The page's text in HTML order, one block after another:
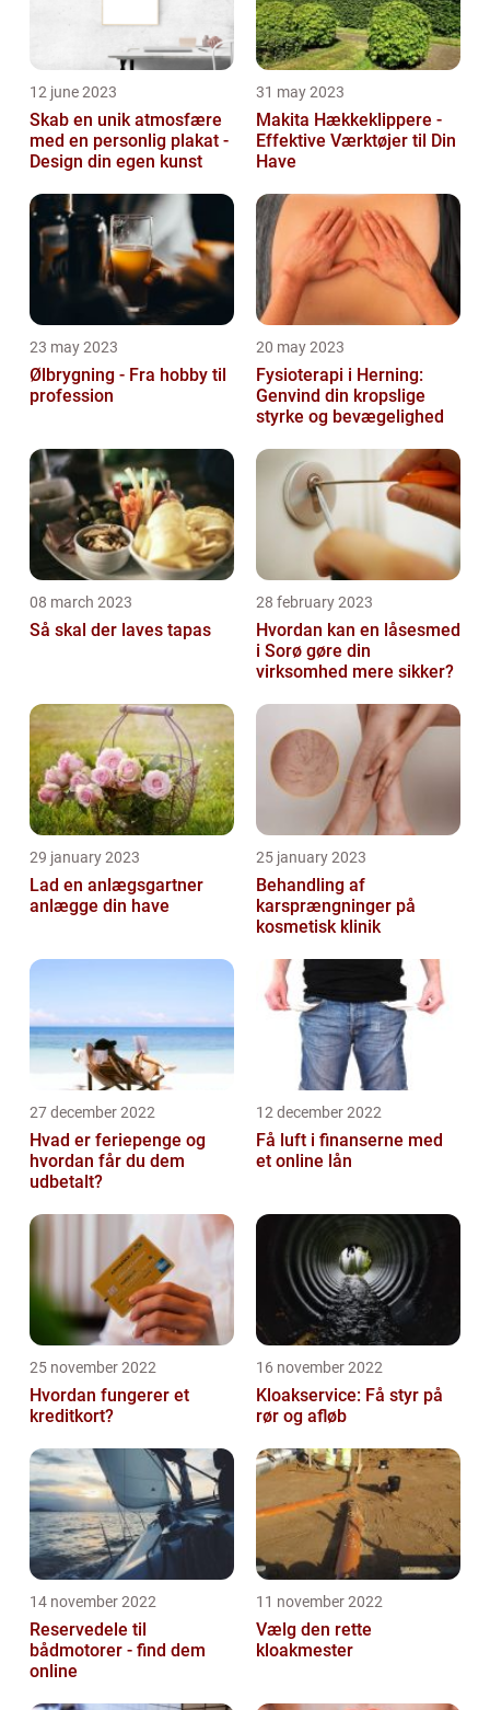
12 june 2023
Skab en unik atmosfære
med en personlig plakat -
Design din egen kunst
31 may 2023
Makita Hækkeklippere -
Effektive Værktøjer til Din
Have
23 may 2023
Ølbrygning - Fra hobby til
profession
20 may 2023
Fysioterapi i Herning:
Genvind din kropslige
styrke og bevægelighed
08 march 2023
Så skal der laves tapas
28 february 2023
Hvordan kan en låsesmed
i Sorø gøre din
virksomhed mere sikker?
29 january 2023
Lad en anlægsgartner
anlægge din have
25 january 2023
Behandling af
karsprængninger på
kosmetisk klinik
27 december 2022
Hvad er feriepenge og
hvordan får du dem
udbetalt?
12 december 2022
Få luft i finanserne med
et online lån
25 november 2022
Hvordan fungerer et
kreditkort?
16 november 2022
Kloakservice: Få styr på
rør og afløb
14 november 2022
Reservedele til
bådmotorer - find dem
online
11 november 2022
Vælg den rette
kloakmester